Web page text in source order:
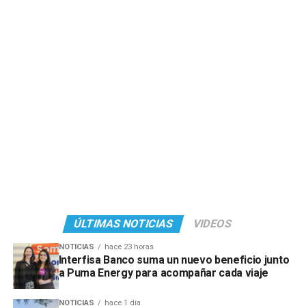
ÚLTIMAS NOTICIAS VIDEOS
NOTICIAS hace 23 horas
Interfisa Banco suma un nuevo beneficio junto
a Puma Energy para acompañar cada viaje
NOTICIAS hace 1 día